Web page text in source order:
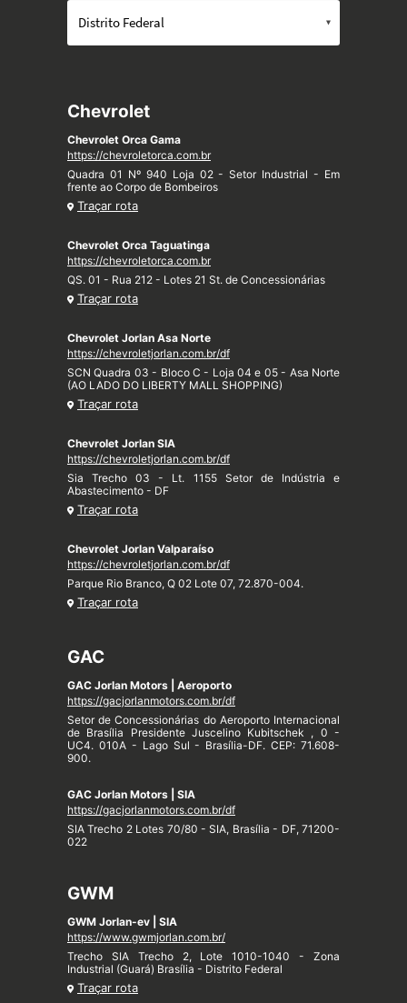
Chevrolet
Chevrolet Orca Gama
https://chevroletorca.com.br
Quadra 01 Nº 940 Loja 02 - Setor Industrial - Em
frente ao Corpo de Bombeiros
Traçar rota
Chevrolet Orca Taguatinga
https://chevroletorca.com.br
QS. 01 - Rua 212 - Lotes 21 St. de Concessionárias
Traçar rota
Chevrolet Jorlan Asa Norte
https://chevroletjorlan.com.br/df
SCN Quadra 03 - Bloco C - Loja 04 e 05 - Asa Norte
(AO LADO DO LIBERTY MALL SHOPPING)
Traçar rota
Chevrolet Jorlan SIA
https://chevroletjorlan.com.br/df
Sia Trecho 03 - Lt. 1155 Setor de Indústria e
Abastecimento - DF
Traçar rota
Chevrolet Jorlan Valparaíso
https://chevroletjorlan.com.br/df
Parque Rio Branco, Q 02 Lote 07, 72.870-004.
Traçar rota
GAC
GAC Jorlan Motors | Aeroporto
https://gacjorlanmotors.com.br/df
Setor de Concessionárias do Aeroporto Internacional
de Brasília Presidente Juscelino Kubitschek , 0 -
UC4. 010A - Lago Sul - Brasília-DF. CEP: 71.608-
900.
GAC Jorlan Motors | SIA
https://gacjorlanmotors.com.br/df
SIA Trecho 2 Lotes 70/80 - SIA, Brasília - DF, 71200-
022
GWM
GWM Jorlan-ev | SIA
https://www.gwmjorlan.com.br/
Trecho SIA Trecho 2, Lote 1010-1040 - Zona
Industrial (Guará) Brasília - Distrito Federal
Traçar rota